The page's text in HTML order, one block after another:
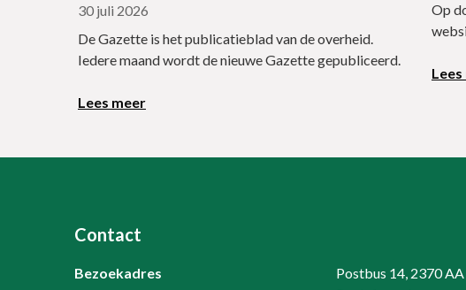
30 juli 2026
De Gazette is het publicatieblad van de overheid.
Iedere maand wordt de nieuwe Gazette gepubliceerd.
Lees meer
Op
Contact
Bezoekadres
Postbus 14, 2370 AA